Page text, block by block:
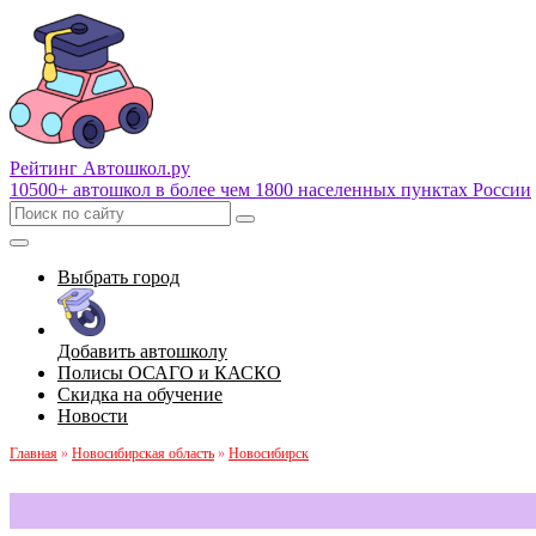
Рейтинг Автошкол.ру
10500+ автошкол в более чем 1800 населенных пунктах России
Выбрать город
Добавить автошколу
Полисы ОСАГО и КАСКО
Скидка на обучение
Новости
Главная » Новосибирская область » Новосибирск